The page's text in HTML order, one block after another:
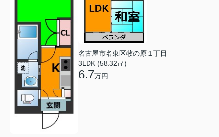
名古屋市名東区牧の原１丁目
3LDK (58.32㎡)
6.7万円